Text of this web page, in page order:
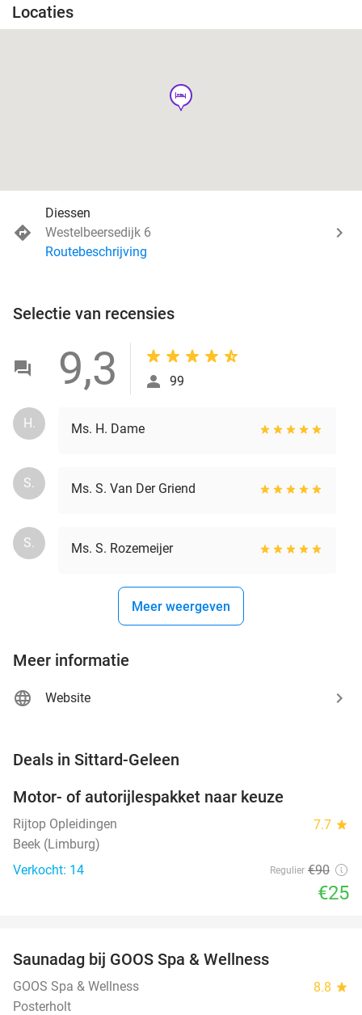
Locaties
hotel
Diessen
Westelbeersedijk 6
Routebeschrijving
Selectie van recensies
9,3 99
H. Ms. H. Dame
S. Ms. S. Van Der Griend
S. Ms. S. Rozemeijer
Meer weergeven
Meer informatie
Website
Deals in Sittard-Geleen
Motor- of autorijlespakket naar keuze
Rijtop Opleidingen 7.7 star
Beek (Limburg)
Verkocht: 14
Regulier €90
€25
TODAY
Saunadag bij GOOS Spa & Wellness
GOOS Spa & Wellness 8.8 star
Posterholt